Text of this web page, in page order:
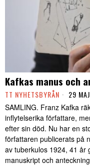
Kafkas manus och
TT NYHETSBYRÅN 29
SAMLING. Franz Kafka
inflytelserika författare,
efter sin död. Nu har en
författaren publicerats på
av tuberkulos 1924, 41 år
manuskript och